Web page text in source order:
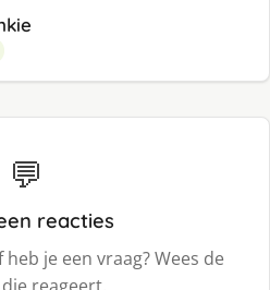
💬
reacties
je een vraag? Wees de